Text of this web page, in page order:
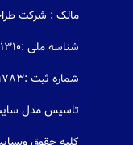
مالک : شرکت
شناسه ملی :14012931310
شماره ثبت :19783
تاسیس مدل سایت :